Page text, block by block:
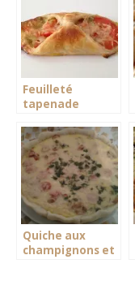
Feuilleté
tapenade
Quiche aux
champignons et